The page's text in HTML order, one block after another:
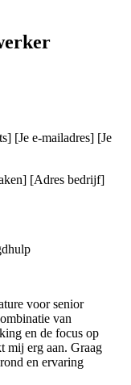
[Je e-mailadres] [Je
[Adres bedrijf]
voor senior
van
en de focus op
mij erg aan. Graag
en ervaring